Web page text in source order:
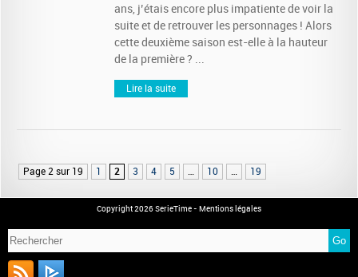
ans, j’étais encore plus impatiente de voir la
suite et de retrouver les personnages ! Alors
cette deuxième saison est-elle à la hauteur
de la première ? ...
Lire la suite
Page 2 sur 19 1 2 3 4 5 … 10 … 19
Copyright 2026 SerieTime - Mentions légales